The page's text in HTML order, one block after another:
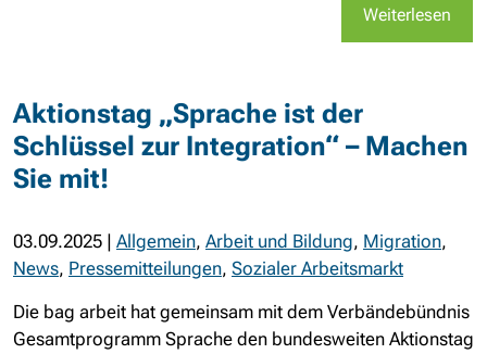
Weiterlesen
Aktionstag „Sprache ist der
Schlüssel zur Integration“ – Machen
Sie mit!
03.09.2025 | Allgemein, Arbeit und Bildung, Migration,
News, Pressemitteilungen, Sozialer Arbeitsmarkt
Die bag arbeit hat gemeinsam mit dem Verbändebündnis
Gesamtprogramm Sprache den bundesweiten Aktionstag